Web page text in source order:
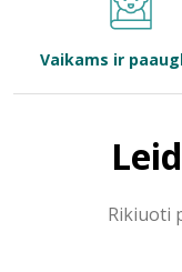
Bibliotekoms
Vaikams ir
Rikiuoti